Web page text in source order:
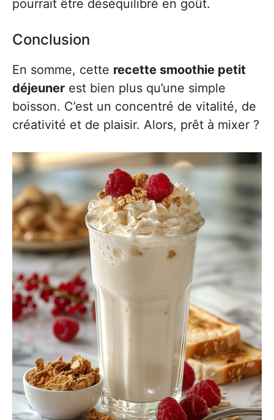
pourrait être déséquilibré en goût.
Conclusion
En somme, cette recette smoothie petit
déjeuner est bien plus qu’une simple
boisson. C’est un concentré de vitalité, de
créativité et de plaisir. Alors, prêt à mixer ?